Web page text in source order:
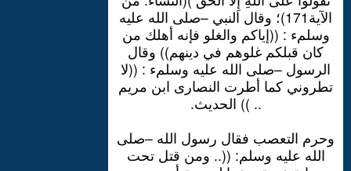
الآية171)؛ وقال النبي –صلى الله عليه
وسلمء : ((إياكم والغلو فإنه أهلك من
كان قبلكم غلوهم في دينهم)) وقال
الرسول –صلى الله عليه وسلمء : ((لا
تطروني كما أطرت النصارى ابن مريم
.. )) الحديث.
وحرم التعصب فقال رسول الله –صلى
الله عليه وسلم: ((.. ومن قتل تحت